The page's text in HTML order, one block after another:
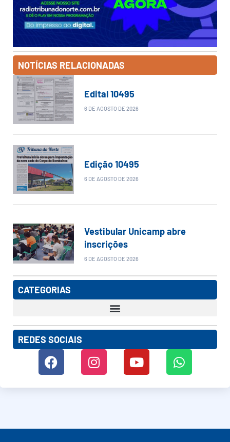
NOTÍCIAS RELACIONADAS
Edital 10495
6 DE AGOSTO DE 2026
Edição 10495
6 DE AGOSTO DE 2026
Vestibular Unicamp abre
inscrições
6 DE AGOSTO DE 2026
CATEGORIAS
REDES SOCIAIS